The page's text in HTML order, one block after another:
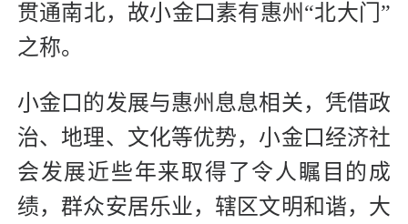
贯通南北，故小金口素有惠州“北大门”
之称。
小金口的发展与惠州息息相关，凭借政
治、地理、文化等优势，小金口经济社
会发展近些年来取得了令人瞩目的成
绩，群众安居乐业，辖区文明和谐，大